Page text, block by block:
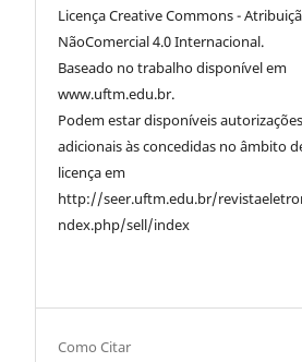
Licença Creative Commons -
NãoComercial 4.0 Internacional.
Baseado no trabalho disponível em
www.uftm.edu.br.
Podem estar disponíveis autorizações
adicionais às concedidas no âmbito
licença em
http://seer.uftm.edu.br/
ndex.php/sell/index
Como Citar